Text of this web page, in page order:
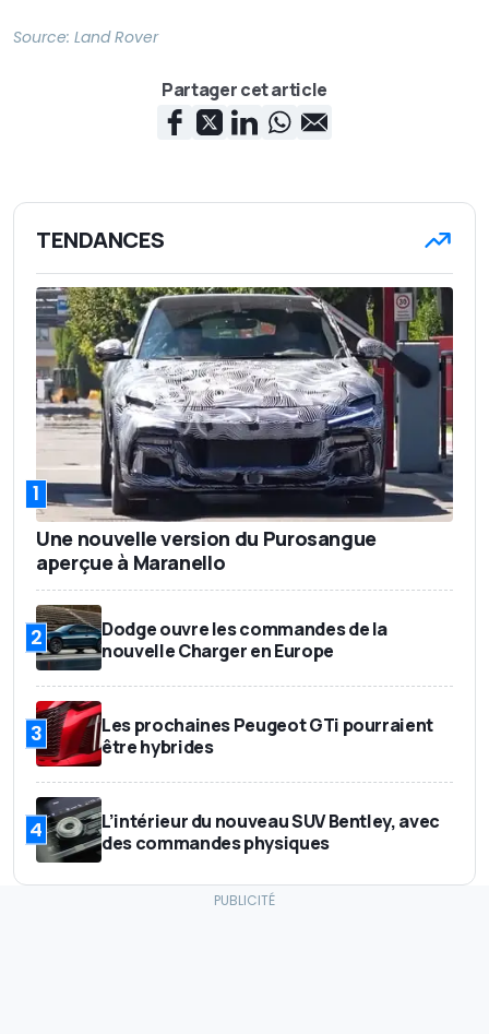
Source: Land Rover
Partager cet article
TENDANCES
1
Une nouvelle version du Purosangue
aperçue à Maranello
2
Dodge ouvre les commandes de la
nouvelle Charger en Europe
3
Les prochaines Peugeot GTi pourraient
être hybrides
4
L’intérieur du nouveau SUV Bentley, avec
des commandes physiques